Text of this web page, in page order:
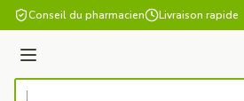
Aller au contenu
Conseil du pharmacien Livraison rapide
Menu